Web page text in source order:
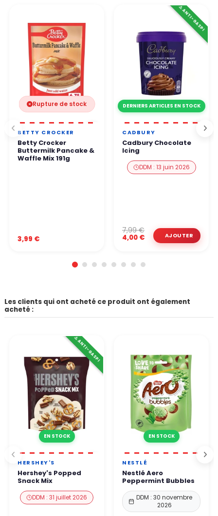
👉 Tous les paiements sont 100 % sécurisés grâce à des
Vous pouvez commander en toute confiance.
Par téléphone Notre équipe vous répond sous 24 à 48h
Rupture de stock
BETTY CROCKER
Betty Crocker
Buttermilk Pancake &
Waffle Mix 191g
3,99 €
DERNIERS ARTICLES EN STOCK
⚠️ ANTI-GASPI
CADBURY
Cadbury Chocolate
Icing
DDM : 13 juin 2026
4,00 €
7,99 €
Les clients qui ont acheté ce produit ont également
acheté :
EN STOCK
⚠️ ANTI-GASPI
HERSHEY'S
Hershey's Popped
Snack Mix
DDM : 31 juillet 2026
EN STOCK
NESTLÉ
Nestlé Aero
Peppermint Bubbles
DDM : 30 novembre
2026